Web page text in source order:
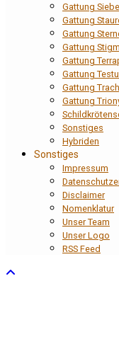
Gattung
Gattung
Gattung
Gattung
Gattung
Gattung
Gattung
Gattung
Sonstiges
Hybriden
Sonstiges
Impressum
Disclaimer
Nomenklatur
Unser Team
Unser Logo
RSS Feed